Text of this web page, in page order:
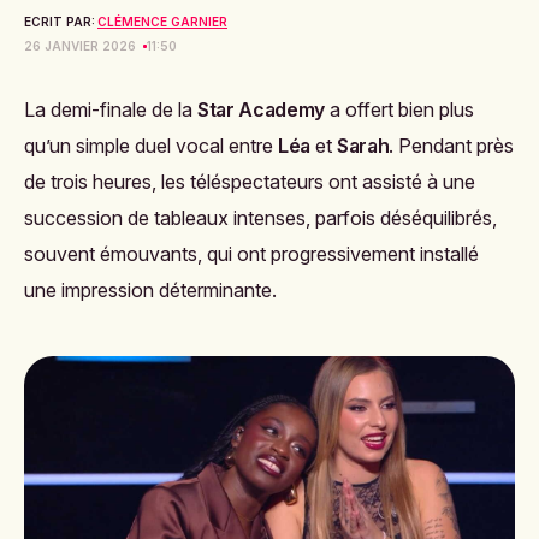
ECRIT PAR: CLÉMENCE GARNIER
26 JANVIER 2026
11:50
La demi-finale de la Star Academy a offert bien plus
qu’un simple duel vocal entre Léa etSarah. Pendant près
de trois heures, les téléspectateurs ont assisté à une
succession de tableaux intenses, parfois déséquilibrés,
souvent émouvants, qui ont progressivement installé
une impression déterminante.